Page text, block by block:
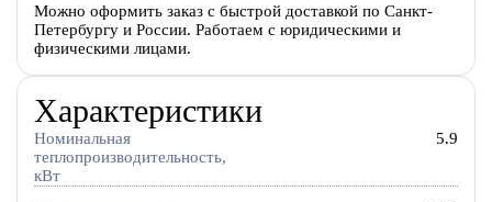
Можно оформить заказ с быстрой доставкой по Санкт-
Петербургу и России. Работаем с юридическими и
физическими лицами.
Характеристики
Номинальная
теплопроизводительность,
кВт
5.9